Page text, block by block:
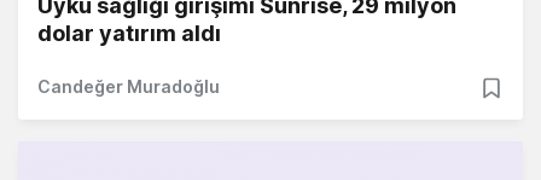
Uyku sağlığı girişimi Sunrise, 29 milyon
dolar yatırım aldı
Candeğer Muradoğlu